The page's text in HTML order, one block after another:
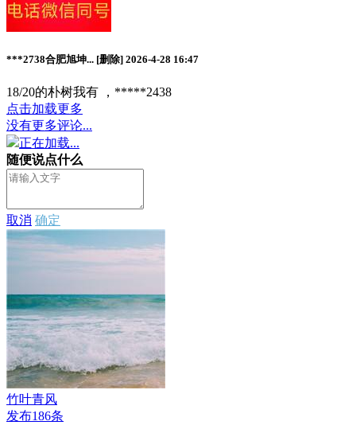
***2738合肥旭坤... [删除] 2026-4-28 16:47
18/20的朴树我有 ，*****2438
点击加载更多
没有更多评论...
正在加载...
随便说点什么
取消 确定
竹叶青风
发布186条